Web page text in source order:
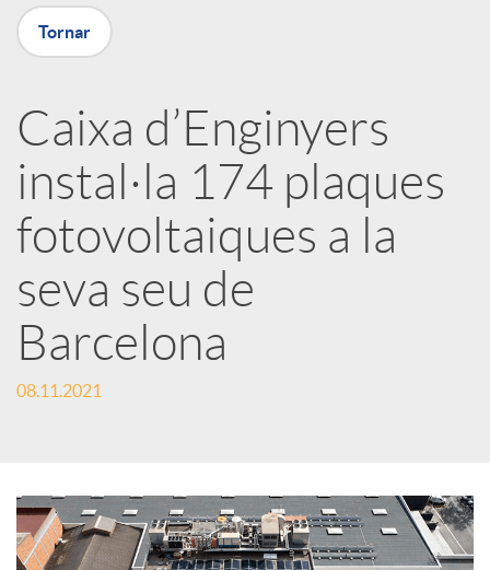
X
a
r
x
e
s
o
Tornar
Caixa d’Enginyers
instal·la 174 plaques
fotovoltaiques a la
seva seu de
Barcelona
08.11.2021